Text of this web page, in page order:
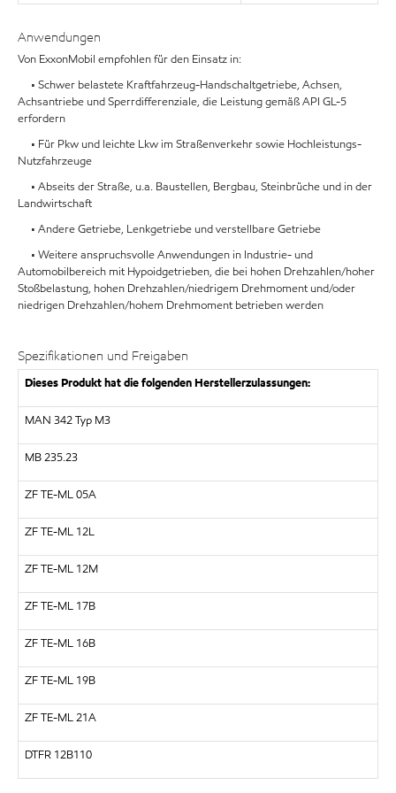
Anwendungen
Von ExxonMobil empfohlen für den Einsatz in:
• Schwer belastete Kraftfahrzeug-Handschaltgetriebe, Achsen,
Achsantriebe und Sperrdifferenziale, die Leistung gemäß API GL-5
erfordern
• Für Pkw und leichte Lkw im Straßenverkehr sowie Hochleistungs-
Nutzfahrzeuge
• Abseits der Straße, u.a. Baustellen, Bergbau, Steinbrüche und in der
Landwirtschaft
• Andere Getriebe, Lenkgetriebe und verstellbare Getriebe
• Weitere anspruchsvolle Anwendungen in Industrie- und
Automobilbereich mit Hypoidgetrieben, die bei hohen Drehzahlen/hoher
Stoßbelastung, hohen Drehzahlen/niedrigem Drehmoment und/oder
niedrigen Drehzahlen/hohem Drehmoment betrieben werden
Spezifikationen und Freigaben
Dieses Produkt hat die folgenden Herstellerzulassungen:
MAN 342 Typ M3
MB 235.23
ZF TE-ML 05A
ZF TE-ML 12L
ZF TE-ML 12M
ZF TE-ML 17B
ZF TE-ML 16B
ZF TE-ML 19B
ZF TE-ML 21A
DTFR 12B110